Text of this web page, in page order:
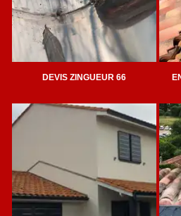
DEVIS ZINGUEUR 66